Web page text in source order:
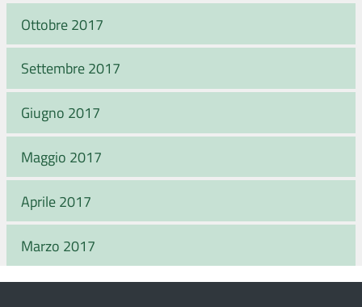
Ottobre 2017
Settembre 2017
Giugno 2017
Maggio 2017
Aprile 2017
Marzo 2017